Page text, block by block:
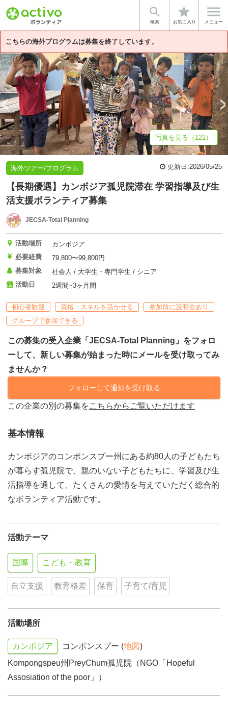

検索
star
お気に入り

メニュー
こちらの海外プログラムは募集を終了しています。
基本情報 カンボジアにおける孤児たちの現状 クメールの地で人生の
写真を見る（121）
海外ツアー/プログラム 更新日:2026/05/25
【長期優遇】カンボジア孤児院滞在 学習指導及び生
活支援ボランティア募集
JECSA-Total Planning
活動場所
カンボジア
必要経費
79,800〜99,800円
募集対象
社会人 / 大学生・専門学生 / シニア
活動日
2週間~3ヶ月間
初心者歓迎 資格・スキルを活かせる
参加前に説明会あり
グループで参加できる
この募集の受入企業「JECSA-Total Planning」をフォロ
ーして、新しい募集が始まった時にメールを受け取ってみ
ませんか？
フォローして通知を受け取る
この企業の別の募集をこちらからご覧いただけます
基本情報
カンボジアのコンポンスプー州にある約80人の子どもたち
が暮らす孤児院で、親のいない子どもたちに、学習及び生
活指導を通して、たくさんの愛情を与えていただく総合的
なボランティア活動です。
活動テーマ
国際 こども・教育
自立支援 教育格差 保育 子育て/育児
活動場所
カンボジア コンポンスプー (地図)
Kompongspeu州PreyChum孤児院（NGO「Hopeful
Assosiation of the poor」）